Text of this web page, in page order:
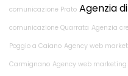
comunicazione Prato Agenzia
comunicazione Quarrata Agenzia
Poggio a Caiano Agency web
Carmignano Agency web marketing